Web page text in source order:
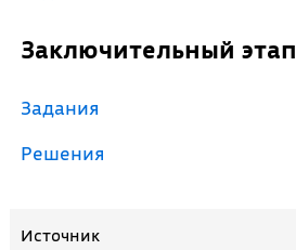
Заключительный этап
Задания
Решения
Источник